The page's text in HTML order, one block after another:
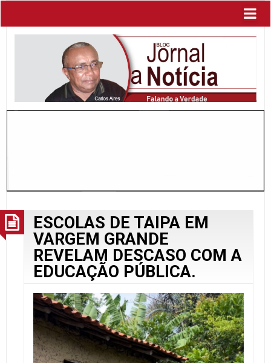
ESCOLAS DE TAIPA EM
VARGEM GRANDE
REVELAM DESCASO COM A
EDUCAÇÃO PÚBLICA.